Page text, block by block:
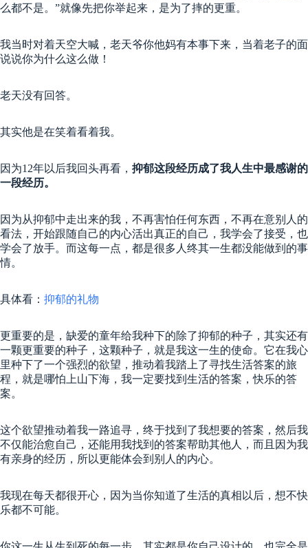
么都不是。”就像先把你举起来，是为了摔的更重。
我当时对着天空大喊，老天爷你他妈有本事下来，当着老子的面
说说你为什么这么做！
老天没有回答。
其实他是在笑着看着我。
因为12年以后我回头再看， 抑郁这段经历成了我人生中最感谢的
一段经历。
因为从抑郁中走出来的我，不再害怕任何东西，不再在意别人的
看法，开始跟随自己的内心活出真正的自己，我学会了接受，也
学会了放手。而这每一点，都是很多人终其一生都没能做到的事
情。
具体看： 抑郁的礼物
更重要的是，缺爱的童年给我种下的除了抑郁的种子，其实还有
一颗更重要的种子，这颗种子，就是我这一生的使命。它在我心
里种下了一个强烈的欲望，推动着我踏上了寻找生活答案的旅
程，就是哪怕上山下海，我一定要找到生活的答案，快乐的答
案。
这个欲望推动着我一路追寻，终于找到了我想要的答案，然后我
不仅能治愈自己，还能用我找到的答案帮助其他人，而且因为我
有亲身的经历，所以更能体会到别人的内心。
我现在每天都很开心，因为当你知道了生活的真相以后，想不快
乐都不可能。